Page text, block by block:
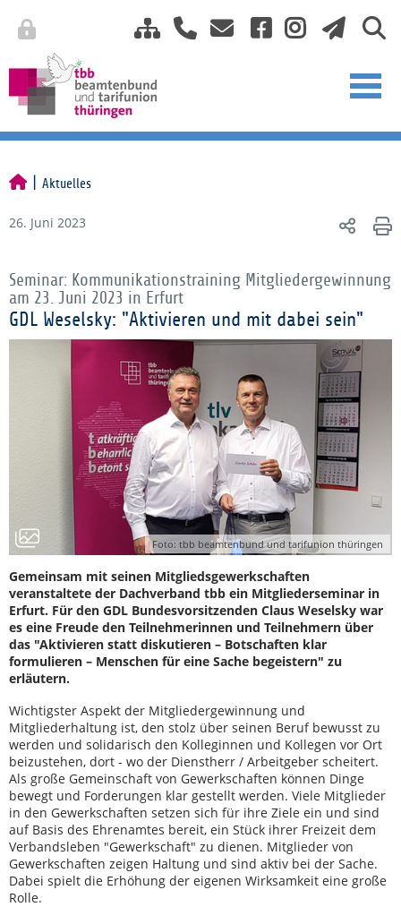
Aktuelles
26. Juni 2023
Seminar: Kommunikationstraining Mitgliedergewinnung
am 23. Juni 2023 in Erfurt
GDL Weselsky: "Aktivieren und mit dabei sein"
Foto: tbb beamtenbund und tarifunion thüringen
Gemeinsam mit seinen Mitgliedsgewerkschaften
veranstaltete der Dachverband tbb ein Mitgliederseminar in
Erfurt. Für den GDL Bundesvorsitzenden Claus Weselsky war
es eine Freude den Teilnehmerinnen und Teilnehmern über
das "Aktivieren statt diskutieren – Botschaften klar
formulieren – Menschen für eine Sache begeistern" zu
erläutern.
Wichtigster Aspekt der Mitgliedergewinnung und
Mitgliederhaltung ist, den stolz über seinen Beruf bewusst zu
werden und solidarisch den Kolleginnen und Kollegen vor Ort
beizustehen, dort - wo der Dienstherr / Arbeitgeber scheitert.
Als große Gemeinschaft von Gewerkschaften können Dinge
bewegt und Forderungen klar gestellt werden. Viele Mitglieder
in den Gewerkschaften setzen sich für ihre Ziele ein und sind
auf Basis des Ehrenamtes bereit, ein Stück ihrer Freizeit dem
Verbandsleben "Gewerkschaft" zu dienen. Mitglieder von
Gewerkschaften zeigen Haltung und sind aktiv bei der Sache.
Dabei spielt die Erhöhung der eigenen Wirksamkeit eine große
Rolle.